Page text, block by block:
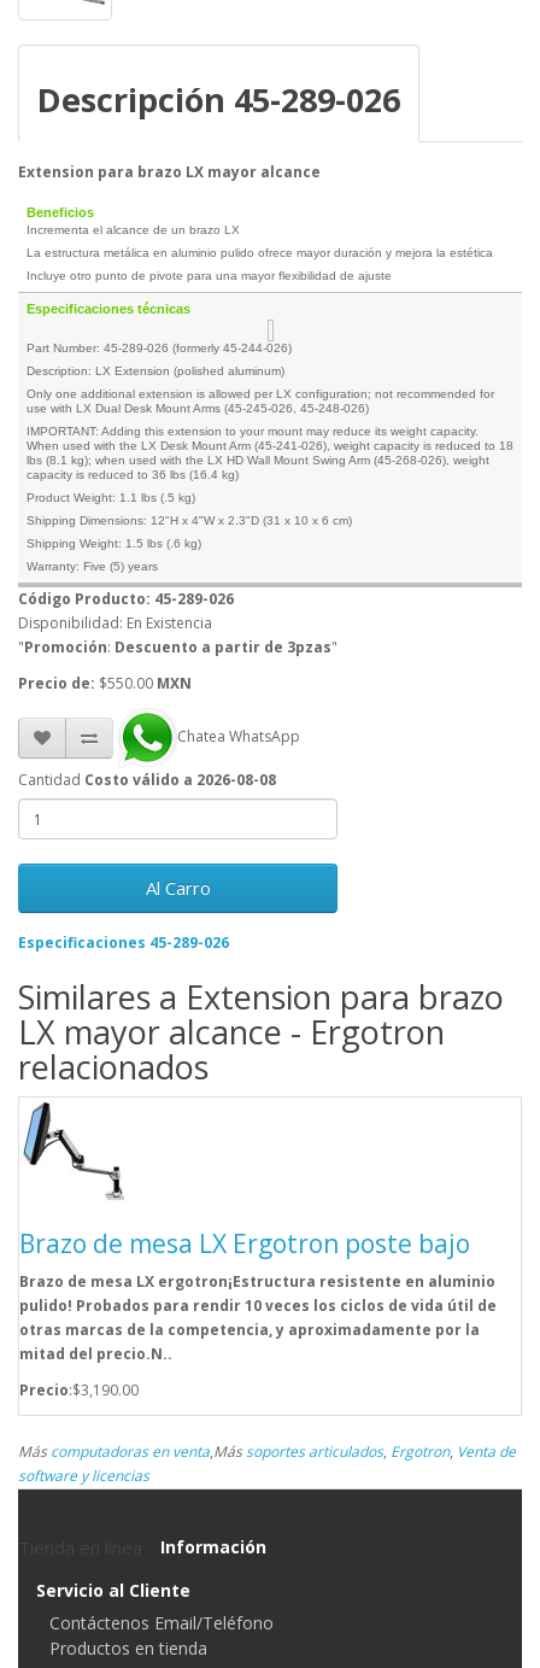
Descripción 45-289-026
Extension para brazo LX mayor alcance
Beneficios
Incrementa el alcance de un brazo LX
La estructura metálica en aluminio pulido ofrece mayor duración y mejora la estética
Incluye otro punto de pivote para una mayor flexibilidad de ajuste
Especificaciones técnicas
Part Number: 45-289-026 (formerly 45-244-026)
Description: LX Extension (polished aluminum)
Only one additional extension is allowed per LX configuration; not recommended for
use with LX Dual Desk Mount Arms (45-245-026, 45-248-026)
IMPORTANT: Adding this extension to your mount may reduce its weight capacity.
When used with the LX Desk Mount Arm (45-241-026), weight capacity is reduced to 18
lbs (8.1 kg); when used with the LX HD Wall Mount Swing Arm (45-268-026), weight
capacity is reduced to 36 lbs (16.4 kg)
Product Weight: 1.1 lbs (.5 kg)
Shipping Dimensions: 12"H x 4"W x 2.3"D (31 x 10 x 6 cm)
Shipping Weight: 1.5 lbs (.6 kg)
Warranty: Five (5) years
Código Producto: 45-289-026
Disponibilidad: En Existencia
"Promoción: Descuento a partir de 3pzas"
Precio de: $550.00 MXN
Chatea WhatsApp
Cantidad Costo válido a 2026-08-08
Al Carro
Especificaciones 45-289-026
Similares a Extension para brazo
LX mayor alcance - Ergotron
relacionados
Brazo de mesa LX Ergotron poste bajo
Brazo de mesa LX ergotron¡Estructura resistente en aluminio
pulido! Probados para rendir 10 veces los ciclos de vida útil de
otras marcas de la competencia, y aproximadamente por la
mitad del precio.N..
Precio:$3,190.00
Máscomputadoras en venta,Mássoportes articulados, Ergotron, Venta de
software y licencias
Información
Servicio al Cliente
Contáctenos Email/Teléfono
Productos en tienda